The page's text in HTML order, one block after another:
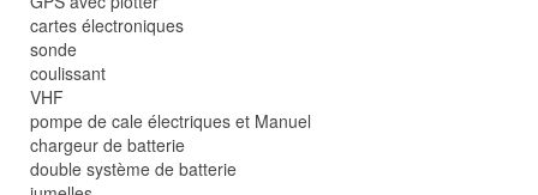
cartes électroniques
sonde
coulissant
VHF
pompe de cale électriques et Manuel
chargeur de batterie
double système de batterie